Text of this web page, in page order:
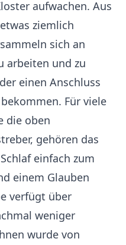
aufwachen. Aus
ziemlich
sich an
arbeiten und zu
einen Anschluss
Für viele
die oben
gehören das
einfach zum
einem Glauben
verfügt über
weniger
wurde von